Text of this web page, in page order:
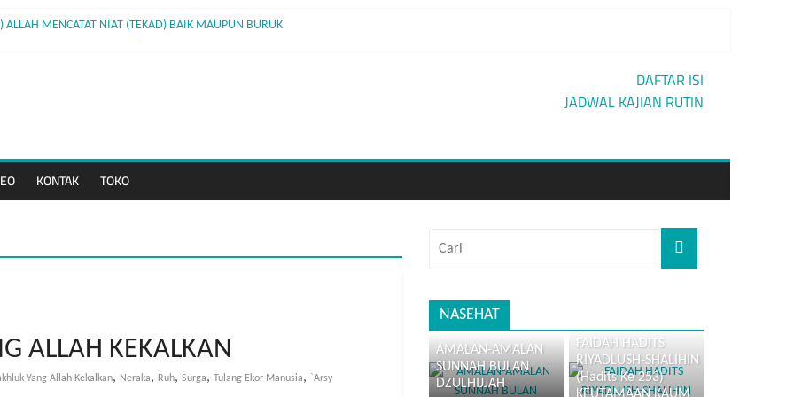
MENCATAT NIAT (TEKAD) BAIK MAUPUN BURUK
DAFTAR ISI
JADWAL KAJIAN RUTIN
KONTAK TOKO
ALLAH KEKALKAN
Yang Allah Kekalkan, Neraka, Ruh, Surga, Tulang Ekor Manusia, `Arsy
NASEHAT
AMALAN-AMALAN
SUNNAH BULAN
DZULHIJJAH
FAIDAH HADITS
RIYADLUSH-SHALIHIN
(Hadits Ke 253)